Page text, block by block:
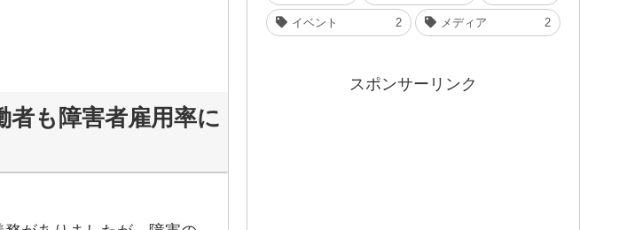
者も障害者雇用率に
イベント 2 メディア 2
スポンサーリンク